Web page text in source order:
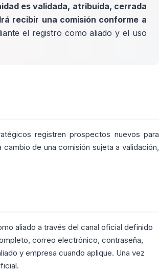
es validada, atribuida, cerrada
recibir una comisión conforme a
el registro como aliado y el uso
registren prospectos nuevos para
de una comisión sujeta a validación,
aliado a través del canal oficial definido
correo electrónico, contraseña,
y empresa cuando aplique. Una vez